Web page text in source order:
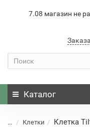
7.08 магазин не
Каталог
... Клетки Клетка